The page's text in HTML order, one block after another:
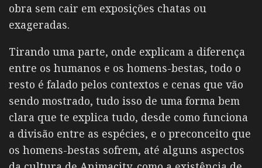
obra sem cair em exposições chatas ou
exageradas.
Tirando uma parte, onde explicam a diferença
entre os humanos e os homens-bestas, todo o
resto é falado pelos contextos e cenas que vão
sendo mostrado, tudo isso de uma forma bem
clara que te explica tudo, desde como funciona
a divisão entre as espécies, e o preconceito que
os homens-bestas sofrem, até alguns aspectos